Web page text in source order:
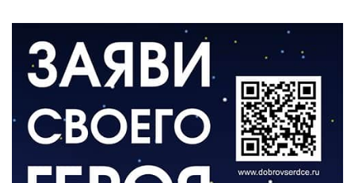
ВЛАСТЬ
«Второй старт» для ветеранов СВО
РАЗЪЯСНЯЕМ
Контракт с новой выплатой